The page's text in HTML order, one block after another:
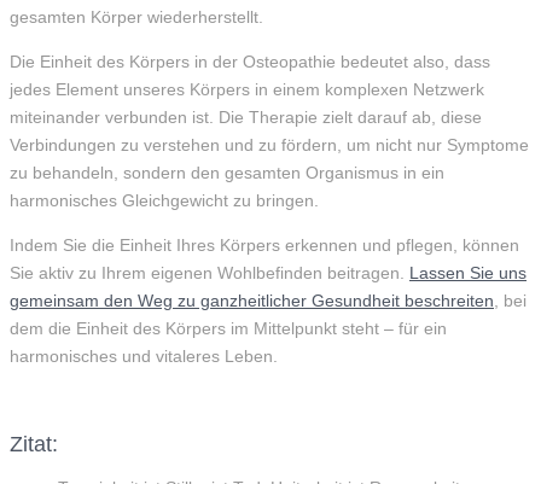
gesamten Körper wiederherstellt.
Die Einheit des Körpers in der Osteopathie bedeutet also, dass
jedes Element unseres Körpers in einem komplexen Netzwerk
miteinander verbunden ist. Die Therapie zielt darauf ab, diese
Verbindungen zu verstehen und zu fördern, um nicht nur Symptome
zu behandeln, sondern den gesamten Organismus in ein
harmonisches Gleichgewicht zu bringen.
Indem Sie die Einheit Ihres Körpers erkennen und pflegen, können
Sie aktiv zu Ihrem eigenen Wohlbefinden beitragen. Lassen Sie uns
gemeinsam den Weg zu ganzheitlicher Gesundheit beschreiten , bei
dem die Einheit des Körpers im Mittelpunkt steht – für ein
harmonisches und vitaleres Leben.
Zitat: